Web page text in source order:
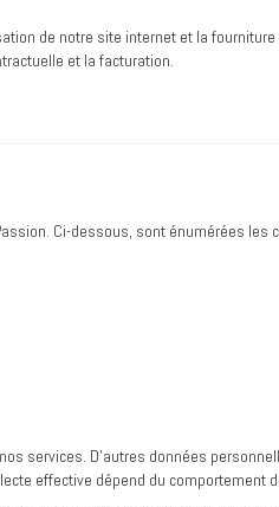
de notre site internet et la
et la facturation.
Ci-dessous, sont énumérées les
services. D’autres données
effective dépend du comportement